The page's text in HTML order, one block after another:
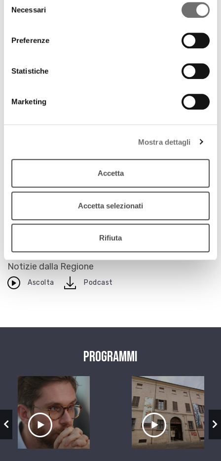
delNecessari
Preferenze
Statistiche
Marketing
Mostra dettagli
Accetta
Accetta selezionati
Rifiuta
sull’Albania
Settimana News
Notizie dalla Regione
Ascolta downloadPodcast
Programmi
Ascolta il servizio Ascolta il